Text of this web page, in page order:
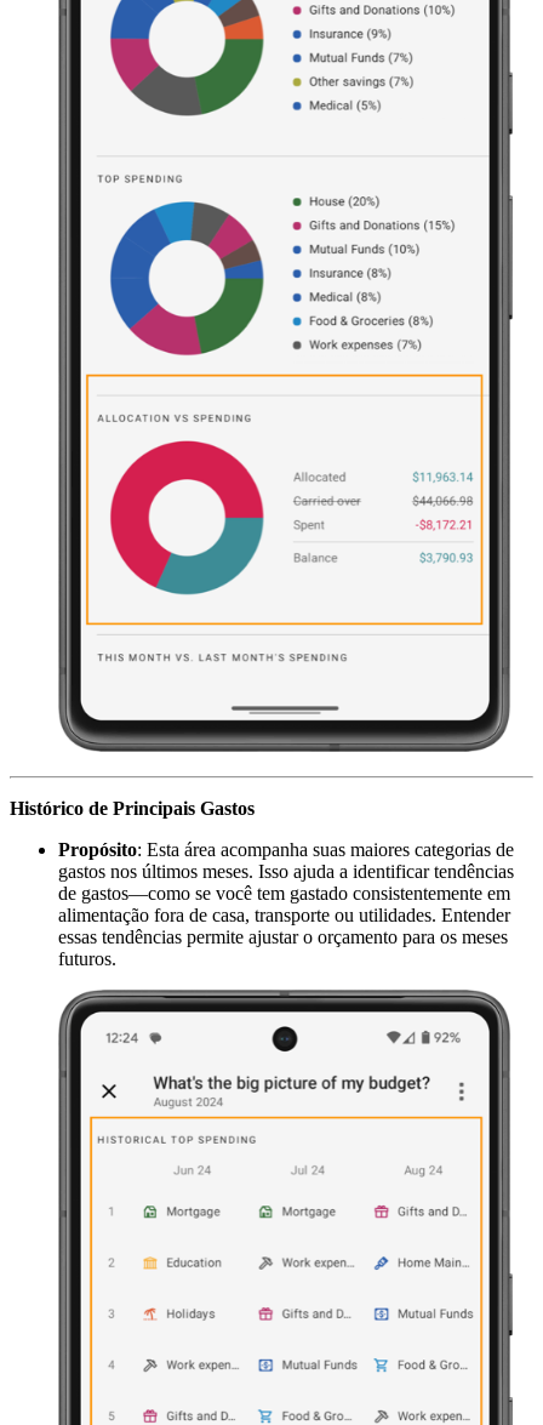
Histórico de Principais Gastos
Propósito: Esta área acompanha suas maiores categorias de
gastos nos últimos meses. Isso ajuda a identificar tendências
de gastos—como se você tem gastado consistentemente em
alimentação fora de casa, transporte ou utilidades. Entender
essas tendências permite ajustar o orçamento para os meses
futuros.